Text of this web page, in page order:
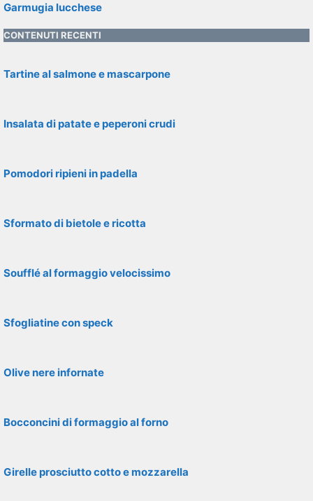
Garmugia lucchese
CONTENUTI RECENTI
Tartine al salmone e mascarpone
Insalata di patate e peperoni crudi
Pomodori ripieni in padella
Sformato di bietole e ricotta
Soufflé al formaggio velocissimo
Sfogliatine con speck
Olive nere infornate
Bocconcini di formaggio al forno
Girelle prosciutto cotto e mozzarella